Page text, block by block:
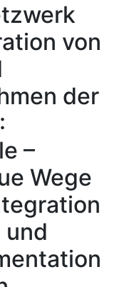
von
der
–
Wege